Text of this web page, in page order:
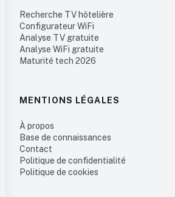
Recherche TV hôtelière
Configurateur WiFi
Analyse TV gratuite
Analyse WiFi gratuite
Maturité tech 2026
MENTIONS LÉGALES
À propos
Base de connaissances
Contact
Politique de confidentialité
Politique de cookies